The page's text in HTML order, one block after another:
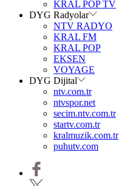
KRAL POP TV
DYG Radyolar
NTV RADYO
KRAL FM
KRAL POP
EKSEN
VOYAGE
DYG Dijital
ntv.com.tr
ntvspor.net
secim.ntv.com.tr
startv.com.tr
kralmuzik.com.tr
puhutv.com